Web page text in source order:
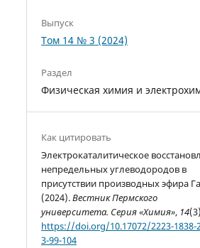
Выпуск
Том 14 № 3 (2024)
Раздел
Физическая химия и
Как цитировать
Электрокаталитическое
непредельных углеводородов в
присутствии производных эфира
(2024).Вестник Пермского
университета. Серия «Химия», 14
https://doi.org/10.17072/2223-1838-
3-99-104